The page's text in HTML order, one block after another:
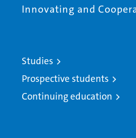
Innovating and
Studies
Prospective students
Continuing education